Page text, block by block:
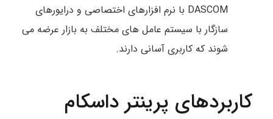
DASCOM با نرم افزارهای اختصاصی و درایورهای
سازگار با سیستم عامل های مختلف به بازار عرضه می
شوند که کاربری آسانی دارند.
کاربردهای پرینتر داسکام